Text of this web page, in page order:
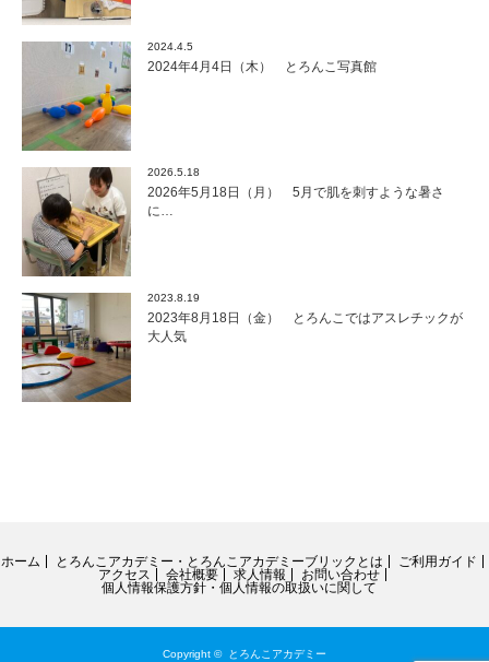
2024.4.5
2024年4月4日（木） とろんこ写真館
2026.5.18
2026年5月18日（月） 5月で肌を刺すような暑さ
に…
2023.8.19
2023年8月18日（金） とろんこではアスレチックが
大人気
ホーム とろんこアカデミー・とろんこアカデミーブリックとは
ご利用ガイド
アクセス
会社概要 求人情報
お問い合わせ
個人情報保護方針・個人情報の取扱いに関して
Copyright © とろんこアカデミー